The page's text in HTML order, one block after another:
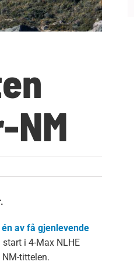
av få gjenlevende
i 4-Max NLHE
tittelen.